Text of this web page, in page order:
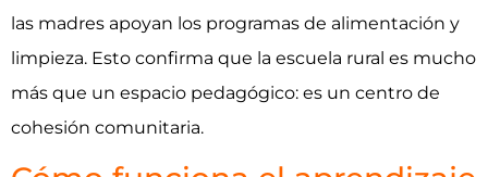
las madres apoyan los programas de alimentación y
limpieza. Esto confirma que la escuela rural es mucho
más que un espacio pedagógico: es un centro de
cohesión comunitaria.